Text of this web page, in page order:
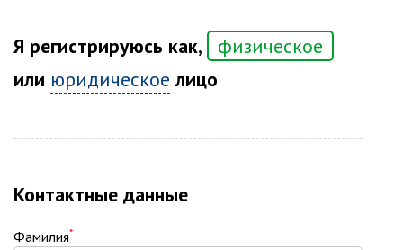
Я регистрируюсь как,
физическое
или юридическое лицо
Контактные данные
Фамилия*